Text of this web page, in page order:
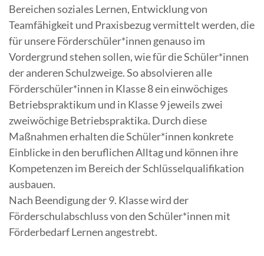
Bereichen soziales Lernen, Entwicklung von
Teamfähigkeit und Praxisbezug vermittelt werden, die
für unsere Förderschüler*innen genauso im
Vordergrund stehen sollen, wie für die Schüler*innen
der anderen Schulzweige. So absolvieren alle
Förderschüler*innen in Klasse 8 ein einwöchiges
Betriebspraktikum und in Klasse 9 jeweils zwei
zweiwöchige Betriebspraktika. Durch diese
Maßnahmen erhalten die Schüler*innen konkrete
Einblicke in den beruflichen Alltag und können ihre
Kompetenzen im Bereich der Schlüsselqualifikation
ausbauen.
Nach Beendigung der 9. Klasse wird der
Förderschulabschluss von den Schüler*innen mit
Förderbedarf Lernen angestrebt.